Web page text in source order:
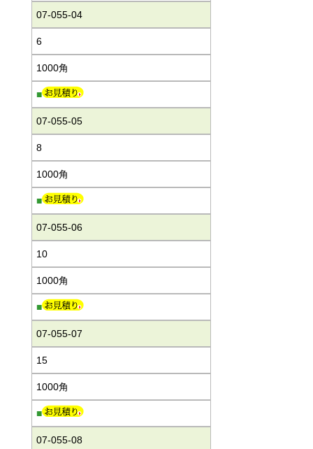
07-055-04
6
1000角
■
07-055-05
8
1000角
■
07-055-06
10
1000角
■
07-055-07
15
1000角
■
07-055-08